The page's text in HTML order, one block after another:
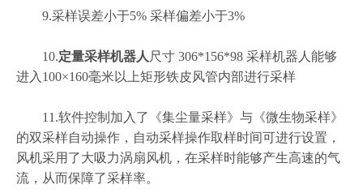
9.采样误差小于5% 采样偏差小于3%
10.定量采样机器人 尺寸 306*156*98 采样机器人能够
进入100×160毫米以上矩形铁皮风管内部进行采样
11.软件控制加入了《集尘量采样》与《微生物采样》
的双采样自动操作，自动采样操作取样时间可进行设置，
风机采用了大吸力涡扇风机，在采样时能够产生高速的气
流，从而保障了采样率。